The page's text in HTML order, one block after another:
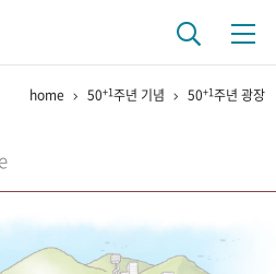
연구 역사
연구자들
home 50+1주년 기념 50+1주년 광장